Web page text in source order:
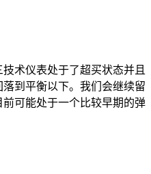
术仪表处于了超买状态并且
到平衡以下。我们会继续留
可能处于一个比较早期的弹